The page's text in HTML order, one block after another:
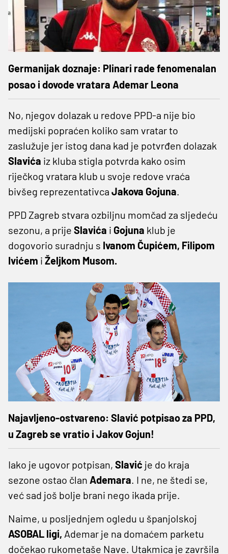
Germanijak doznaje: Plinari rade fenomenalan
posao i dovode vratara Ademar Leona
No, njegov dolazak u redove PPD-a nije bio
medijski popraćen koliko sam vratar to
zaslužuje jer istog dana kad je potvrđen dolazak
Slavića iz kluba stigla potvrda kako osim
riječkog vratara klub u svoje redove vraća
bivšeg reprezentativca Jakova Gojuna.
PPD Zagreb stvara ozbiljnu momčad za sljedeću
sezonu, a prije Slavića i Gojuna klub je
dogovorio suradnju s Ivanom Čupićem, Filipom
Ivićem i Željkom Musom.
Najavljeno-ostvareno: Slavić potpisao za PPD,
u Zagreb se vratio i Jakov Gojun!
Iako je ugovor potpisan, Slavić je do kraja
sezone ostao član Ademara. I ne, ne štedi se,
već sad još bolje brani nego ikada prije.
Naime, u posljednjem ogledu u španjolskoj
ASOBAL ligi, Ademar je na domaćem parketu
dočekao rukometaše Nave. Utakmica je završila